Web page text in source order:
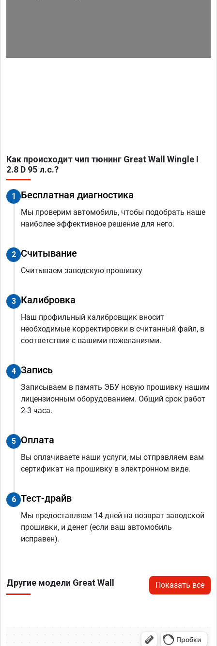
Как происходит чип тюнинг Great Wall Wingle I
2.8 D 95 л.с.?
1 Бесплатная диагностика
Мы проверим автомобиль, чтобы подобрать наше
наиболее эффективное решение для него.
2 Считывание
Считываем заводскую прошивку
3 Калибровка
Наш профильный калибровщик вносит
необходимые корректировки в считанный файл, в
соответствии с вашими пожеланиями.
4 Запись
Записываем в память ЭБУ новую прошивку нашим
лицензионным оборудованием. Общий срок работ
2-3 часа.
5 Оплата
Вы оплачиваете наши услуги, мы отправляем вам
сертификат на прошивку в электронном виде.
6 Тест-драйв
Мы предоставляем 14 дней на возврат заводской
прошивки, и денег (если ваш автомобиль
исправен).
Другие модели Great Wall Показать все